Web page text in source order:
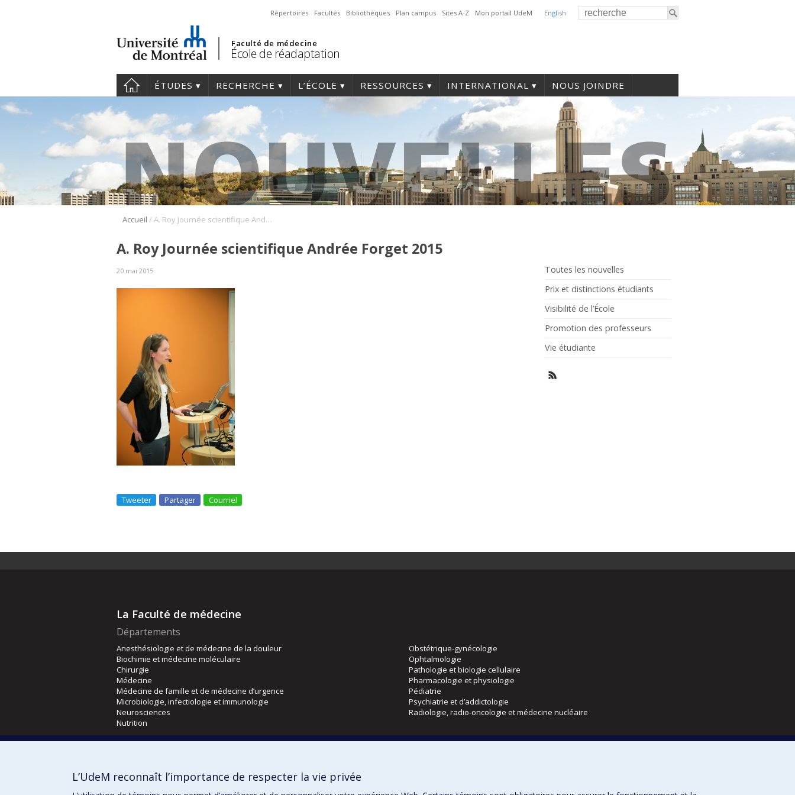
English
Répertoires Facultés Bibliothèques Plan campus Sites A-Z Mon portail UdeM
Faculté de médecine
École de réadaptation
ÉTUDES RECHERCHE L’ÉCOLE RESSOURCES INTERNATIONAL NOUS JOINDRE
Accueil / A. Roy Journée scientifique Andrée Forget 2015
Toutes les nouvelles
Prix et distinctions étudiants
Visibilité de l’École
Promotion des professeurs
Vie étudiante
A. Roy Journée scientifique Andrée Forget 2015
20 mai 2015
Tweeter Partager Courriel
La Faculté de médecine
Départements
Anesthésiologie et de médecine de la douleur
Biochimie et médecine moléculaire
Chirurgie
Médecine
Médecine de famille et de médecine d’urgence
Microbiologie, infectiologie et immunologie
Neurosciences
Nutrition
Obstétrique-gynécologie
Ophtalmologie
Pathologie et biologie cellulaire
Pharmacologie et physiologie
Pédiatrie
Psychiatrie et d’addictologie
Radiologie, radio-oncologie et médecine nucléaire
Orthophonie et audiologie
L’UdeM reconnaît l’importance de respecter la vie privée